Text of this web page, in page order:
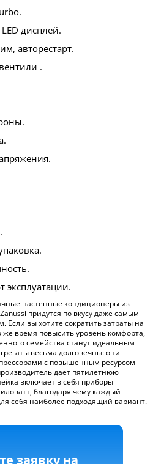
дисплей.
авторестарт.
.
эксплуатации.
настенные кондиционеры из
придутся по вкусу даже самым
Если вы хотите сократить затраты на
же время повысить уровень комфорта,
семейства станут идеальным
весьма долговечны: они
с повышенным ресурсом
дает пятилетнюю
включает в себя приборы
благодаря чему каждый
себя наиболее подходящий вариант.
заявку на